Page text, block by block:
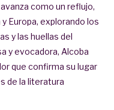
como un reflujo,
Europa, explorando los
y las huellas del
y evocadora, Alcoba
que confirma su lugar
de la literatura